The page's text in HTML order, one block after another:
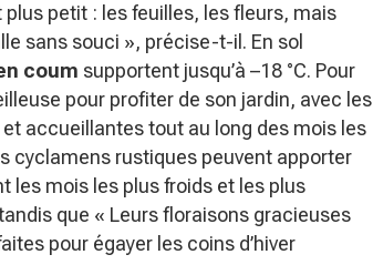
plus petit : les feuilles, les fleurs, mais
sans souci », précise-t-il. En sol
coum supportent jusqu’à –18 °C. Pour
pour profiter de son jardin, avec les
accueillantes tout au long des mois les
cyclamens rustiques peuvent apporter
les mois les plus froids et les plus
que « Leurs floraisons gracieuses
pour égayer les coins d’hiver